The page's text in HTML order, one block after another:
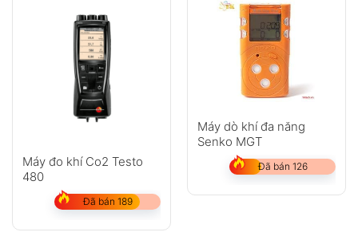
Máy đo khí Co2 Testo
480
Đã bán 189
Máy dò khí đa năng
Senko MGT
Đã bán 126